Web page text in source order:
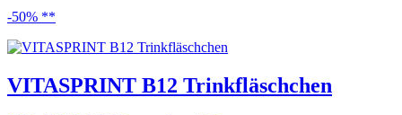
-50% **
VITASPRINT B12 Trinkfläschchen